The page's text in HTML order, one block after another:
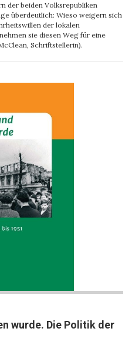
der beiden Volksrepubliken
überdeutlich: Wieso weigern sich
der lokalen
sie diesen Weg für eine
Schriftstellerin).
wurde. Die Politik der